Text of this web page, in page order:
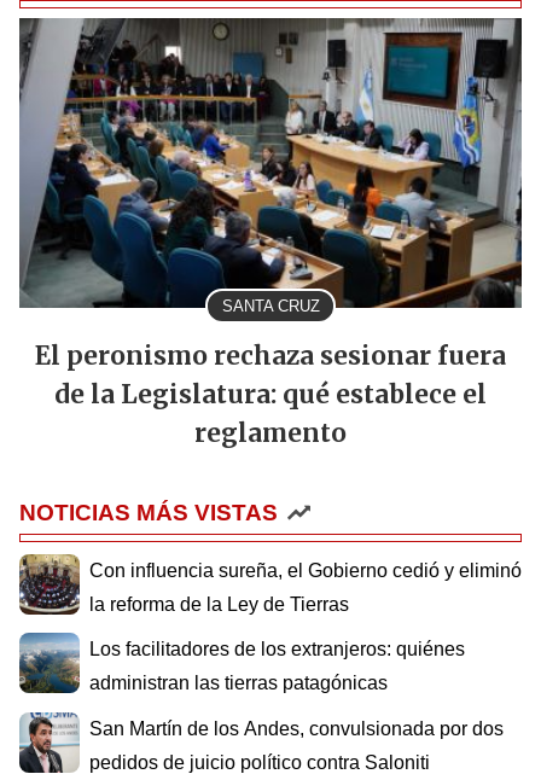
SANTA CRUZ
El peronismo rechaza sesionar fuera
de la Legislatura: qué establece el
reglamento
NOTICIAS MÁS VISTAS
Con influencia sureña, el Gobierno cedió y eliminó
la reforma de la Ley de Tierras
Los facilitadores de los extranjeros: quiénes
administran las tierras patagónicas
San Martín de los Andes, convulsionada por dos
pedidos de juicio político contra Saloniti